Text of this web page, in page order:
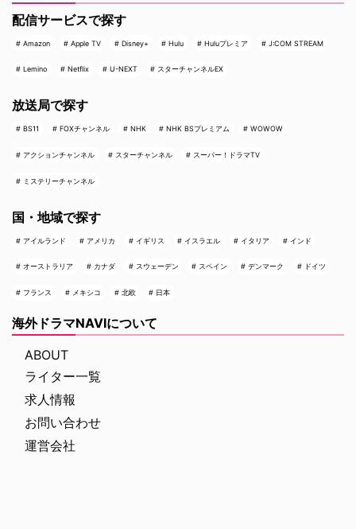
配信サービスで探す
Amazon Apple TV Disney+ Hulu Huluプレミア J:COM STREAM
Lemino Netflix U-NEXT スターチャンネルEX
放送局で探す
BS11 FOXチャンネル NHK NHK BSプレミアム WOWOW
アクションチャンネル スターチャンネル スーパー！ドラマTV
ミステリーチャンネル
国・地域で探す
アイルランド アメリカ イギリス イスラエル イタリア インド
オーストラリア カナダ スウェーデン スペイン デンマーク ドイツ
フランス メキシコ 北欧 日本
海外ドラマNAVIについて
ABOUT
ライター一覧
求人情報
お問い合わせ
運営会社